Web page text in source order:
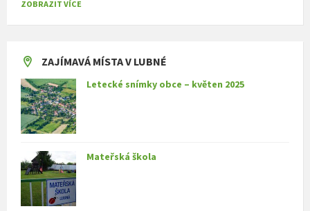
ZOBRAZIT VÍCE
ZAJÍMAVÁ MÍSTA V LUBNÉ
Letecké snímky obce – květen 2025
Mateřská škola